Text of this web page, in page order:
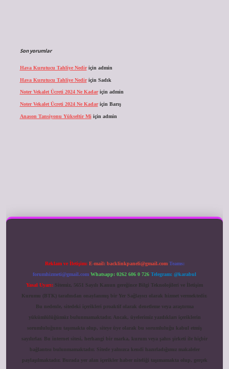
Son yorumlar
Hava Kurutucu Tahliye Nediriçin admin
Hava Kurutucu Tahliye Nediriçin Sadık
Noter Vekalet Ücreti 2024 Ne Kadariçin admin
Noter Vekalet Ücreti 2024 Ne Kadariçin Barış
Anason Tansiyonu Yükseltir Mi için admin
Reklam ve İletişim: E-mail: backlinkpaneli@gmail.com Teams:
forumhizmeti@gmail.com Whatsapp: 0262 606 0 726 Telegram: @karabul
Yasal Uyarı: Sitemiz, 5651 Sayılı Kanun gereğince Bilgi Teknolojileri ve İletişim
Kurumu (BTK) tarafından onaylanmış bir Yer Sağlayıcı olarak hizmet vermektedir.
Bu nedenle, sitedeki içerikleri proaktif olarak denetleme veya araştırma
yükümlülüğümüz bulunmamaktadır. Ancak, üyelerimiz yazdıkları içeriklerin
sorumluluğunu taşımakta olup, siteye üye olarak bu sorumluluğu kabul etmiş
sayılırlar. Bu internet sitesi, herhangi bir marka, kurum veya şahıs şirketi ile hiçbir
bağlantısı bulunmamaktadır. Sitede yalnızca kendi hazırladığımız makaleler
paylaşılmaktadır. Burada yer alan içerikler haber niteliği taşımamakta olup, gerçek